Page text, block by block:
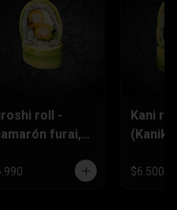
roll -
furai,
Kani
$6.500